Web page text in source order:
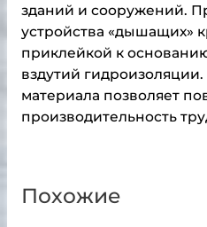
зданий и сооружений.
устройства «дышащих»
приклейкой к
вздутий
материала позволяет
производительность
Похожие